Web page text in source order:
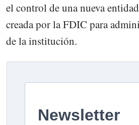
el control de una nueva
creada por la FDIC para
de la institución.